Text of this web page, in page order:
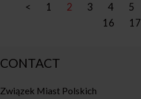
< 1 2 3 4 5
16
17
CONTACT
Związek Miast Polskich